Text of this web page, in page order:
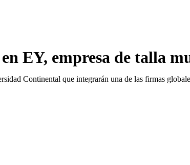
EY, empresa de talla
Continental que integrarán una de las firmas